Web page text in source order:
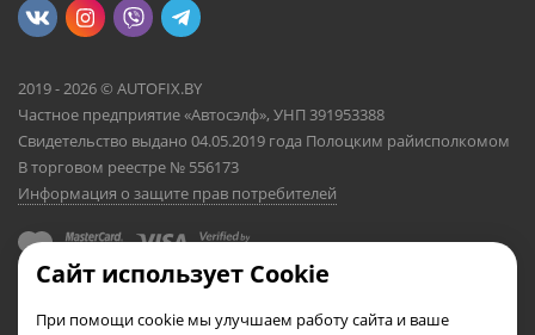
2019 - 2026 © AUTOFIX.BY
Частное предприятие «Автосэлф», УНП 391953388
Свидетельство выдано 04.05.2019 года Полоцким райисполкомом
В торговом реестре № 556173
Информация о защите прав потребителей
Сайт использует Cookie
При помощи cookie мы улучшаем работу сайта и ваше